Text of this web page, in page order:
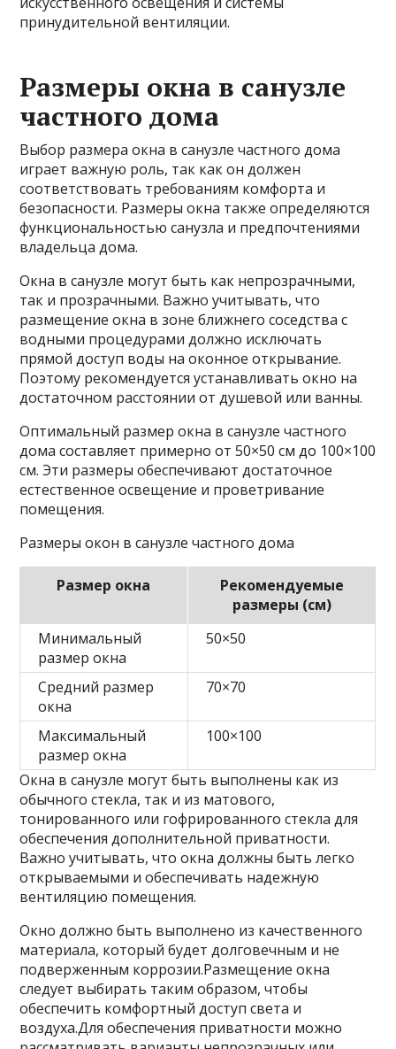
принудительной вентиляции.
Размеры окна в санузле
частного дома
Выбор размера окна в санузле частного дома
играет важную роль, так как он должен
соответствовать требованиям комфорта и
безопасности. Размеры окна также определяются
функциональностью санузла и предпочтениями
владельца дома.
Окна в санузле могут быть как непрозрачными,
так и прозрачными. Важно учитывать, что
размещение окна в зоне ближнего соседства с
водными процедурами должно исключать
прямой доступ воды на оконное открывание.
Поэтому рекомендуется устанавливать окно на
достаточном расстоянии от душевой или ванны.
Оптимальный размер окна в санузле частного
дома составляет примерно от 50×50 см до 100×100
см. Эти размеры обеспечивают достаточное
естественное освещение и проветривание
помещения.
Размеры окон в санузле частного дома
Размер окна
Рекомендуемые
размеры (см)
Минимальный
размер окна
50×50
Средний размер
окна
70×70
Максимальный
размер окна
100×100
Окна в санузле могут быть выполнены как из
обычного стекла, так и из матового,
тонированного или гофрированного стекла для
обеспечения дополнительной приватности.
Важно учитывать, что окна должны быть легко
открываемыми и обеспечивать надежную
вентиляцию помещения.
Окно должно быть выполнено из качественного
материала, который будет долговечным и не
подверженным коррозии.Размещение окна
следует выбирать таким образом, чтобы
обеспечить комфортный доступ света и
воздуха.Для обеспечения приватности можно